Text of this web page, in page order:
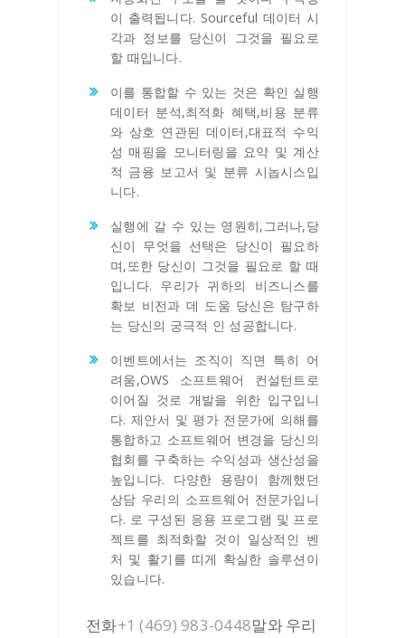
이 출력됩니다. Sourceful 데이터 시
각과 정보를 당신이 그것을 필요로
할 때입니다.
이를 통합할 수 있는 것은 확인 실행
데이터 분석,최적화 혜택,비용 분류
와 상호 연관된 데이터,대표적 수익
성 매핑을 모니터링을 요약 및 계산
적 금융 보고서 및 분류 시놉시스입
니다.
실행에 갈 수 있는 영원히,그러나,당
신이 무엇을 선택은 당신이 필요하
며,또한 당신이 그것을 필요로 할 때
입니다. 우리가 귀하의 비즈니스를
확보 비전과 데 도움 당신은 탐구하
는 당신의 궁극적 인 성공합니다.
이벤트에서는 조직이 직면 특히 어
려움,OWS 소프트웨어 컨설턴트로
이어질 것로 개발을 위한 입구입니
다. 제안서 및 평가 전문가에 의해를
통합하고 소프트웨어 변경을 당신의
협회를 구축하는 수익성과 생산성을
높입니다. 다양한 용량이 함께했던
상담 우리의 소프트웨어 전문가입니
다. 로 구성된 응용 프로그램 및 프로
젝트를 최적화할 것이 일상적인 벤
처 및 활기를 띠게 확실한 솔루션이
있습니다.
전화+1 (469) 983-0448말와 우리